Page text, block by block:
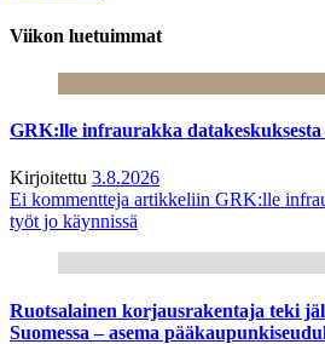
Viikon luetuimmat
GRK:lle infraurakka datakeskuksesta
Kirjoitettu 3.8.2026
Ei kommentteja artikkeliin GRK:lle
työt jo käynnissä
Ruotsalainen korjausrakentaja teki
Suomessa – asema